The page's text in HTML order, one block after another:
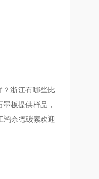
？浙江有哪些比
板提供样品，
鸿奈德碳素欢迎